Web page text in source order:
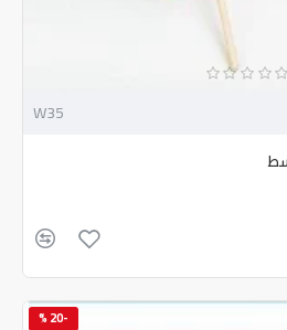
W35
-20 %